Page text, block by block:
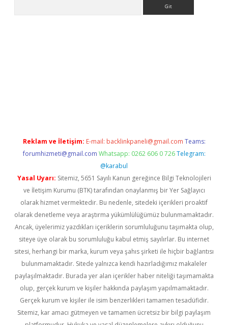
Reklam ve İletişim: E-mail: backlinkpaneli@gmail.com Teams:
forumhizmeti@gmail.com Whatsapp: 0262 606 0 726 Telegram:
@karabul
Yasal Uyarı: Sitemiz, 5651 Sayılı Kanun gereğince Bilgi Teknolojileri
ve İletişim Kurumu (BTK) tarafından onaylanmış bir Yer Sağlayıcı
olarak hizmet vermektedir. Bu nedenle, sitedeki içerikleri proaktif
olarak denetleme veya araştırma yükümlülüğümüz bulunmamaktadır.
Ancak, üyelerimiz yazdıkları içeriklerin sorumluluğunu taşımakta olup,
siteye üye olarak bu sorumluluğu kabul etmiş sayılırlar. Bu internet
sitesi, herhangi bir marka, kurum veya şahıs şirketi ile hiçbir bağlantısı
bulunmamaktadır. Sitede yalnızca kendi hazırladığımız makaleler
paylaşılmaktadır. Burada yer alan içerikler haber niteliği taşımamakta
olup, gerçek kurum ve kişiler hakkında paylaşım yapılmamaktadır.
Gerçek kurum ve kişiler ile isim benzerlikleri tamamen tesadüfidir.
Sitemiz, kar amacı gütmeyen ve tamamen ücretsiz bir bilgi paylaşım